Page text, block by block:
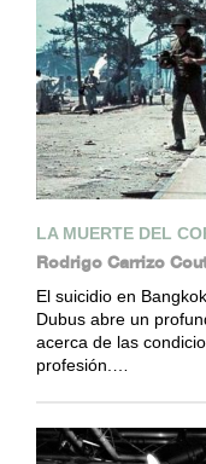
LA MUERTE DEL
Rodrigo Carrizo
El suicidio en
Dubus abre un
acerca de las
profesión.…